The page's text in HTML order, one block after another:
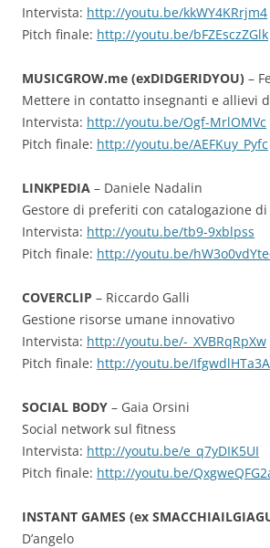
Intervista: http://youtu.be/kkWY4KRrjm4
Pitch finale: http://youtu.be/bFZEsczZGlk
MUSICGROW.me (exDIDGERIDYOU) –
Mettere in contatto insegnanti e allievi
Intervista: http://youtu.be/Ogf-MrlOMVc
Pitch finale: http://youtu.be/AEFKuy_Pyfc
LINKPEDIA – Daniele Nadalin
Gestore di preferiti con catalogazione
Intervista: http://youtu.be/tb9-9xblpss
Pitch finale: http://youtu.be/
COVERCLIP – Riccardo Galli
Gestione risorse umane innovativo
Intervista: http://youtu.be/-_XVBRqRpXw
Pitch finale: http://youtu.be/IfgwdlHTa3A
SOCIAL BODY – Gaia Orsini
Social network sul fitness
Intervista: http://youtu.be/e_q7yDIK5UI
Pitch finale: http://youtu.be/
INSTANT GAMES (ex
D’angelo